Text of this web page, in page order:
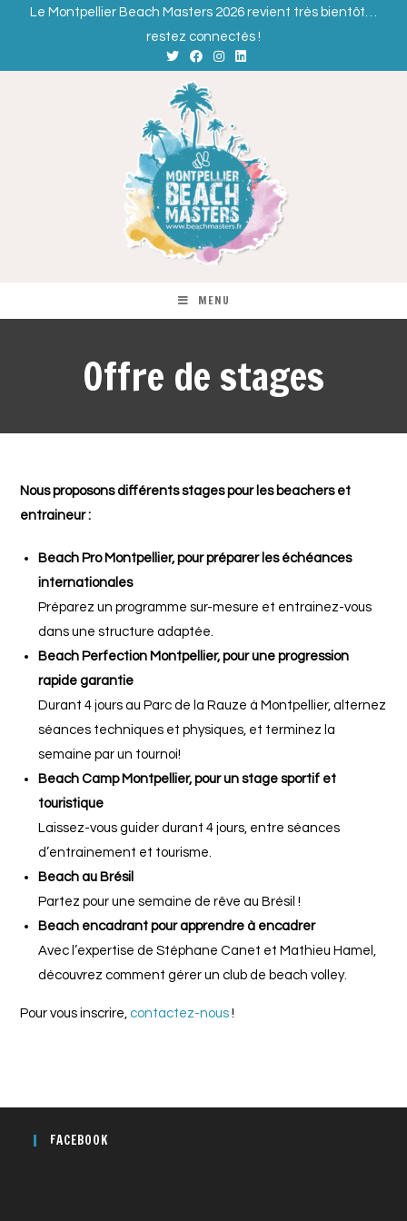
Le Montpellier Beach Masters 2026 revient très bientôt…
restez connectés !
MENU
Offre de stages
Nous proposons différents stages pour les beachers et
entraineur :
Beach Pro Montpellier, pour préparer les échéances
internationales
Préparez un programme sur-mesure et entrainez-vous
dans une structure adaptée.
Beach Perfection Montpellier, pour une progression
rapide garantie
Durant 4 jours au Parc de la Rauze à Montpellier, alternez
séances techniques et physiques, et terminez la
semaine par un tournoi!
Beach Camp Montpellier, pour un stage sportif et
touristique
Laissez-vous guider durant 4 jours, entre séances
d’entrainement et tourisme.
Beach au Brésil
Partez pour une semaine de rêve au Brésil !
Beach encadrant pour apprendre à encadrer
Avec l’expertise de Stéphane Canet et Mathieu Hamel,
découvrez comment gérer un club de beach volley.
Pour vous inscrire, contactez-nous !
FACEBOOK